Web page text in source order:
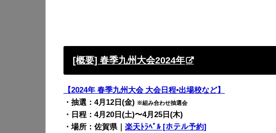
[概要] 春季九州大会2024年
【2024年 春季九州大会 大会日程•出場校など】
・抽選：4月12日(金) ※組み合わせ抽選会
・日程：4月20日(土)〜4月25日(木)
・場所：佐賀県｜ 楽天ﾄﾗﾍﾞﾙ [ホテル予約]